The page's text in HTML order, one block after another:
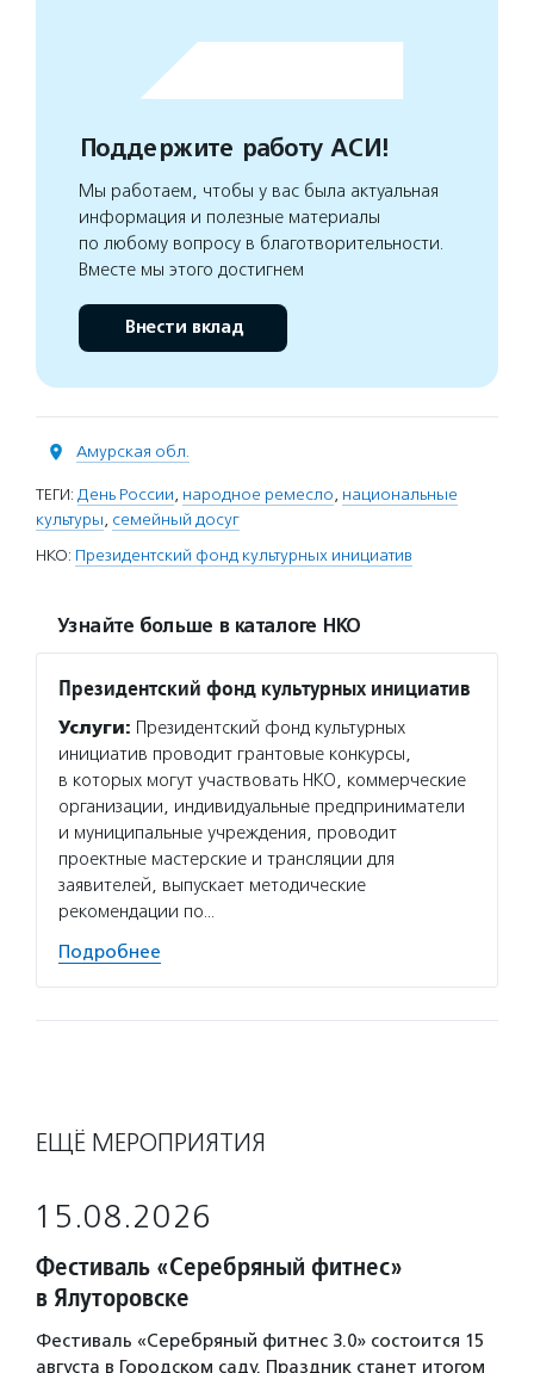
Поддержите работу АСИ!
Мы работаем, чтобы у вас была актуальная
информация и полезные материалы
по любому вопросу в благотворительности.
Вместе мы этого достигнем
Внести вклад
Амурская обл.
ТЕГИ: День России, народное ремесло, национальные
культуры, семейный досуг
НКО: Президентский фонд культурных инициатив
Узнайте больше в каталоге НКО
Президентский фонд культурных инициатив
Услуги: Президентский фонд культурных
инициатив проводит грантовые конкурсы,
в которых могут участвовать НКО, коммерческие
организации, индивидуальные предприниматели
и муниципальные учреждения, проводит
проектные мастерские и трансляции для
заявителей, выпускает методические
рекомендации по…
Подробнее
ЕЩЁ МЕРОПРИЯТИЯ
15.08.2026
Фестиваль «Серебряный фитнес»
в Ялуторовске
Фестиваль «Серебряный фитнес 3.0» состоится 15
августа в Городском саду. Праздник станет итогом